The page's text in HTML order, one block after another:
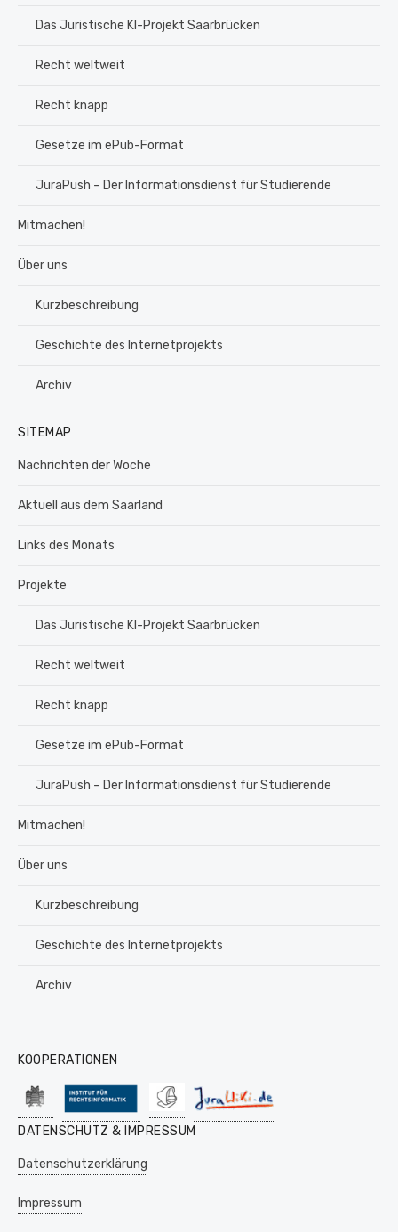
Das Juristische KI-Projekt Saarbrücken
Recht weltweit
Recht knapp
Gesetze im ePub-Format
JuraPush – Der Informationsdienst für Studierende
Mitmachen!
Über uns
Kurzbeschreibung
Geschichte des Internetprojekts
Archiv
SITEMAP
Nachrichten der Woche
Aktuell aus dem Saarland
Links des Monats
Projekte
Das Juristische KI-Projekt Saarbrücken
Recht weltweit
Recht knapp
Gesetze im ePub-Format
JuraPush – Der Informationsdienst für Studierende
Mitmachen!
Über uns
Kurzbeschreibung
Geschichte des Internetprojekts
Archiv
KOOPERATIONEN
DATENSCHUTZ & IMPRESSUM
Datenschutzerklärung
Impressum